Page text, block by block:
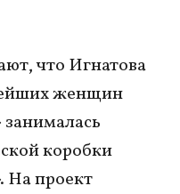
что Игнатова
женщин
коробки
На проект